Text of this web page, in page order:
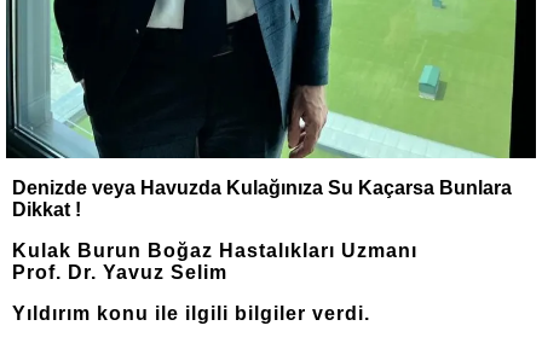
Denizde veya Havuzda Kulağınıza Su Kaçarsa Bunlara
Dikkat !
Kulak Burun Boğaz Hastalıkları Uzmanı
Prof. Dr. Yavuz Selim
Yıldırım konu ile ilgili bilgiler verdi.